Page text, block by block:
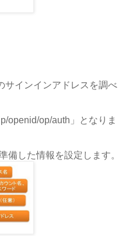
サインインアドレスを調べ
openid/op/auth」となりま
備した情報を設定します。